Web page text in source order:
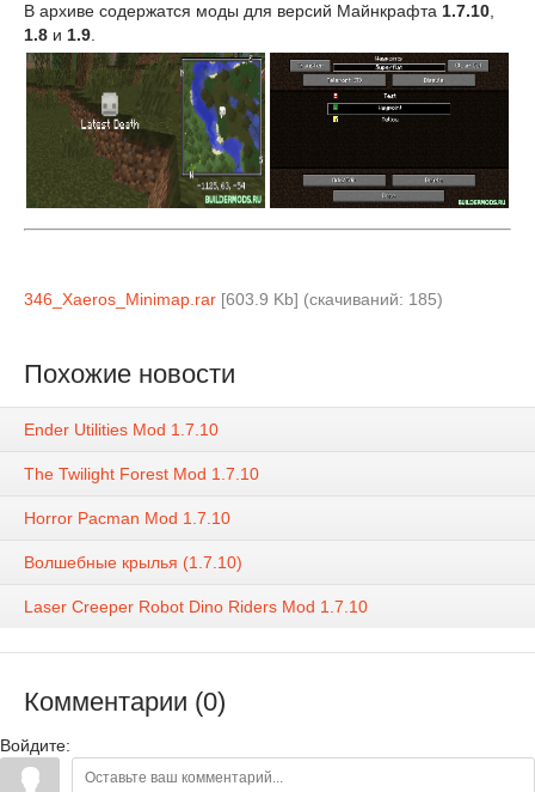
В архиве содержатся моды для версий Майнкрафта 1.7.10,
1.8 и 1.9.
346_Xaeros_Minimap.rar [603.9 Kb] (cкачиваний: 185)
Похожие новости
Ender Utilities Mod 1.7.10
The Twilight Forest Mod 1.7.10
Horror Pacman Mod 1.7.10
Волшебные крылья (1.7.10)
Laser Creeper Robot Dino Riders Mod 1.7.10
Комментарии (0)
Войдите: